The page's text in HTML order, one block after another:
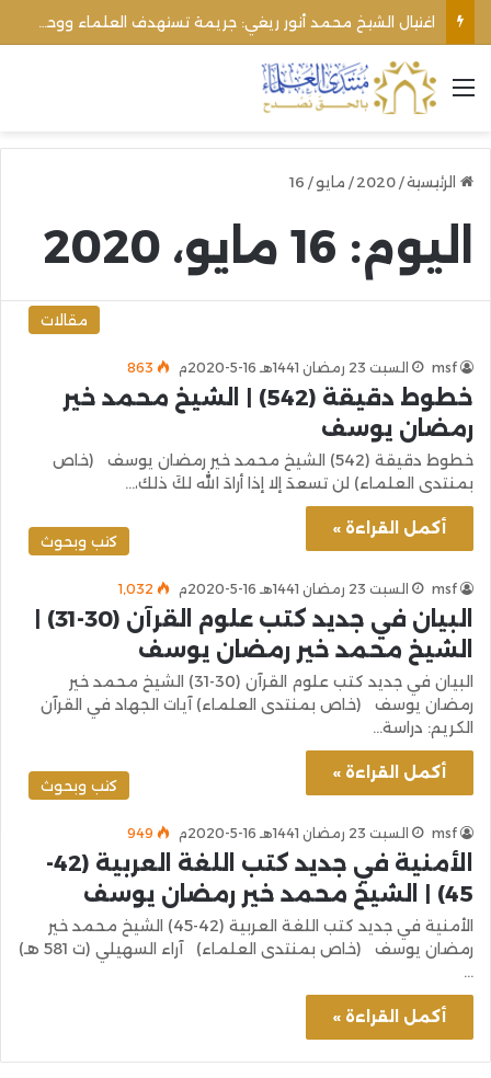
القائمة
الرئيسية/
2020
/ مايو/
16
اليوم: 16 مايو، 2020
مقالات
msf السبت 23 رمضان 1441هـ 16-5-2020م 863
خطوط دقيقة (542) | الشيخ محمد خير
رمضان يوسف
خطوط دقيقة (542) الشيخ محمد خير رمضان يوسف (خاص
بمنتدى العلماء) لن تسعدَ إلا إذا أرادَ الله لكَ ذلك،…
أكمل القراءة »
كتب وبحوث
msf السبت 23 رمضان 1441هـ 16-5-2020م 1٬032
البيان في جديد كتب علوم القرآن (30-31) |
الشيخ محمد خير رمضان يوسف
البيان في جديد كتب علوم القرآن (30-31) الشيخ محمد خير
رمضان يوسف (خاص بمنتدى العلماء) آيات الجهاد في القرآن
الكريم: دراسة…
أكمل القراءة »
كتب وبحوث
msf السبت 23 رمضان 1441هـ 16-5-2020م 949
الأمنية في جديد كتب اللغة العربية (42-
45) | الشيخ محمد خير رمضان يوسف
الأمنية في جديد كتب اللغة العربية (42-45) الشيخ محمد خير
رمضان يوسف (خاص بمنتدى العلماء) آراء السهيلي (ت 581 هـ)
…
أكمل القراءة »